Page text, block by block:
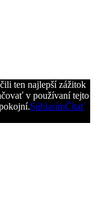
ten najlepší zážitok
v používaní tejto
SúhlasímČítať